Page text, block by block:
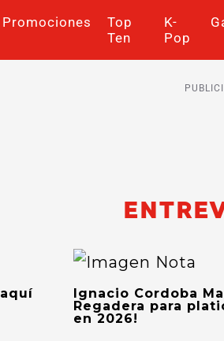
Promociones
Top
Ten
K-
Pop
Ignacio Cordoba
Regadera para
en 2026!